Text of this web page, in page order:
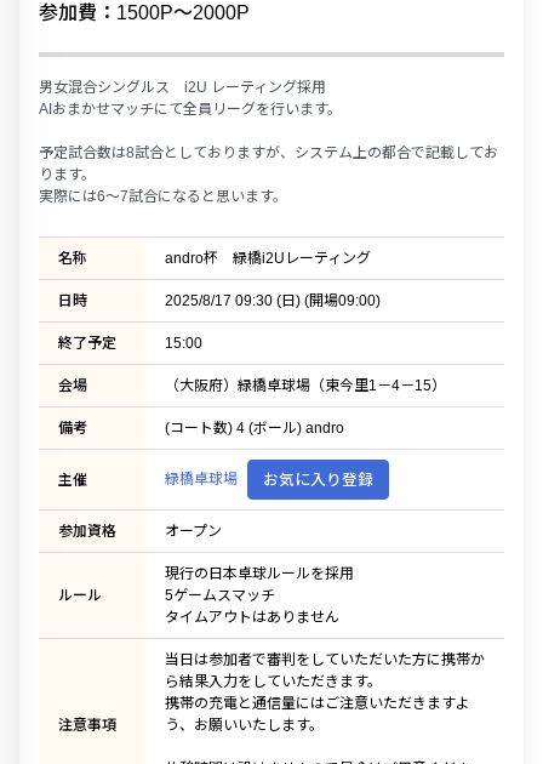
参加費：1500P〜2000P
男女混合シングルス i2U レーティング採用
AIおまかせマッチにて全員リーグを行います。
予定試合数は8試合としておりますが、システム上の都合で記載してお
ります。
実際には6～7試合になると思います。
名称 andro杯 緑橋i2Uレーティング
日時 2025/8/17 09:30 (日) (開場09:00)
終了予定 15:00
会場 （大阪府）緑橋卓球場（東今里1－4－15）
備考 (コート数) 4 (ボール) andro
主催 緑橋卓球場 お気に入り登録
参加資格 オープン
ルール
現行の日本卓球ルールを採用
5ゲームスマッチ
タイムアウトはありません
注意事項
当日は参加者で審判をしていただいた方に携帯か
ら結果入力をしていただきます。
携帯の充電と通信量にはご注意いただきますよ
う、お願いいたします。